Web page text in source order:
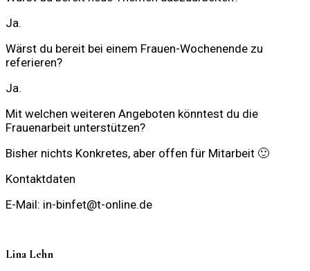
Ja.
Wärst du bereit bei einem Frauen-Wochenende zu
referieren?
Ja.
Mit welchen weiteren Angeboten könntest du die
Frauenarbeit unterstützen?
Bisher nichts Konkretes, aber offen für Mitarbeit 🙂
Kontaktdaten
E-Mail: in-binfet@t-online.de
Lina Lehn